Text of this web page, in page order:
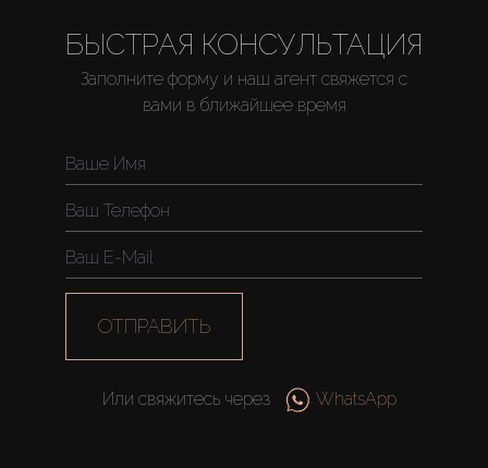
Продажа
Новостройки
AX Journal
БЫСТРАЯ КОНСУЛЬТАЦИЯ
Заполните форму и наш агент свяжется с
вами в ближайшее время
ОТПРАВИТЬ
Или свяжитесь через WhatsApp